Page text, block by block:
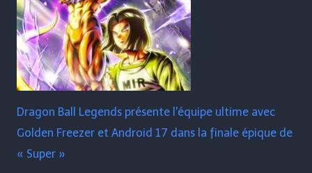
Dragon Ball Legends présente l'équipe ultime avec
Golden Freezer et Android 17 dans la finale épique de
« Super »